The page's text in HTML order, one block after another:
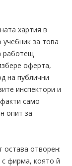
хартия в
за това
работещ
оферта,
на публични
инспектори и
само
опит за
остава отворен:
фирма, която й